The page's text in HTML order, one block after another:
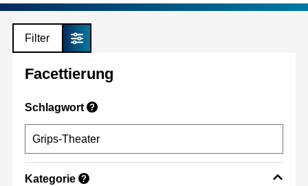
Filter
Facettierung
Schlagwort ?
Kategorie ?